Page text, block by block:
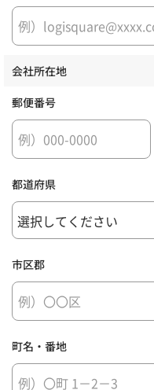
会社所在地
郵便番号
都道府県
市区郡
町名・番地